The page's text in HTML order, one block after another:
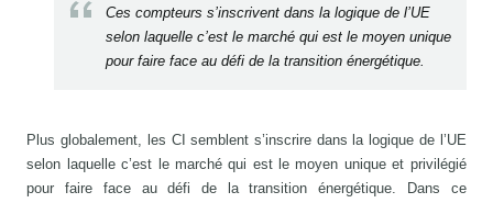
Ces compteurs s’inscrivent dans la logique de l’UE
selon laquelle c’est le marché qui est le moyen unique
pour faire face au défi de la transition énergétique.
Plus globalement, les CI semblent s’inscrire dans la logique de l’UE
selon laquelle c’est le marché qui est le moyen unique et privilégié
pour faire face au défi de la transition énergétique. Dans ce